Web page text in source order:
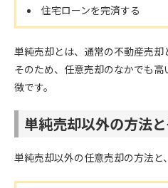
住宅ローンを完済する
単純売却とは、通常の不動産売却
そのため、任意売却のなかでも
徴です。
単純売却以外の方法
単純売却以外の任意売却の方法と